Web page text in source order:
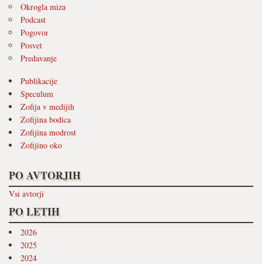
Okrogla miza
Podcast
Pogovor
Posvet
Predavanje
Publikacije
Speculum
Zofija v medijih
Zofijina bodica
Zofijina modrost
Zofijino oko
PO AVTORJIH
Vsi avtorji
PO LETIH
2026
2025
2024